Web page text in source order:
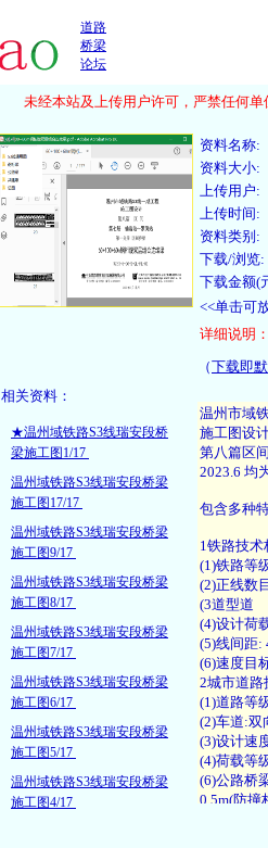
道路
桥梁
论坛
未经本站及上传用户许可，严禁任何单
资料名称:
资料大小:
上传用户:
上传时间:
资料类别:
下载/浏览:
下载金额(
<<单击可
详细说明
（下载即
相关资料：
★温州域铁路S3线瑞安段桥
梁施工图1/17
温州域铁路S3线瑞安段桥梁
施工图17/17
温州域铁路S3线瑞安段桥梁
施工图9/17
温州域铁路S3线瑞安段桥梁
施工图8/17
温州域铁路S3线瑞安段桥梁
施工图7/17
温州域铁路S3线瑞安段桥梁
施工图6/17
温州域铁路S3线瑞安段桥梁
施工图5/17
温州域铁路S3线瑞安段桥梁
施工图4/17